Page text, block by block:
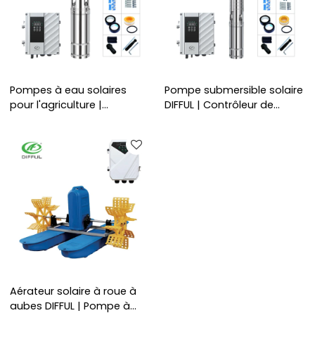
Pompes à eau solaires
pour l'agriculture |
à eau solaires de 4 pouces
| Fabricant de pompes à
Pompe submersible solaire
DIFFUL | Contrôleur de
Aérateur solaire à roue à
aubes DIFFUL | Pompe à